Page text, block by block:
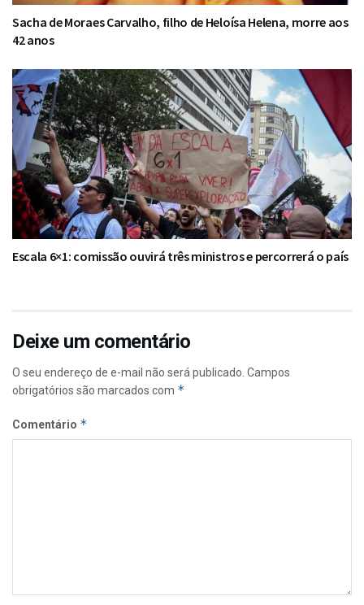
Sacha de Moraes Carvalho, filho de Heloísa Helena, morre aos
42 anos
Escala 6×1: comissão ouvirá três ministros e percorrerá o país
Deixe um comentário
O seu endereço de e-mail não será publicado. Campos
obrigatórios são marcados com *
Comentário *